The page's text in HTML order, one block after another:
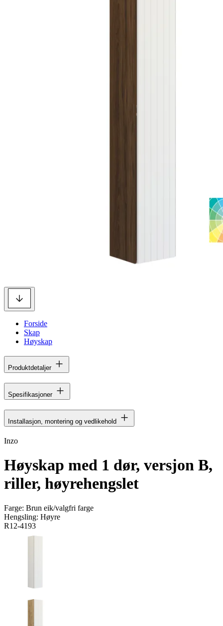
Forside
Skap
Høyskap
Produktdetaljer
Spesifikasjoner
Installasjon, montering og vedlikehold
Inzo
Høyskap med 1 dør, versjon B,
riller, høyrehengslet
Farge: Brun eik/valgfri farge
Hengsling: Høyre
R12-4193